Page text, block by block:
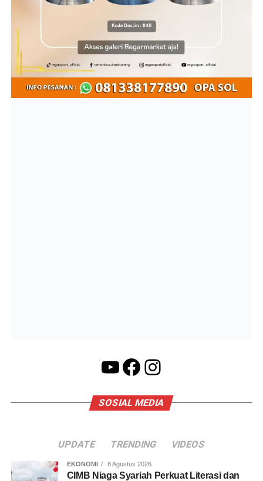
YouTube
Facebook
Instagram
SOSIAL MEDIA
UPDATE TRENDING VIDEOS
EKONOMI 8 Agustus 2026
CIMB Niaga Syariah Perkuat Literasi dan